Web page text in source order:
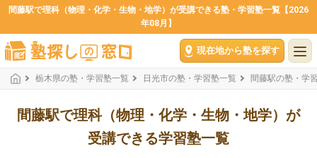
間藤駅で理科（物理・化学・生物・地学）が受講できる塾・学習塾一覧【2026
年08月】
現在地から塾を探す
栃木県の塾・学習塾一覧 日光市の塾・学習塾一覧 間藤駅の塾・学
間藤駅で理科（物理・化学・生物・地学）が
受講できる学習塾一覧